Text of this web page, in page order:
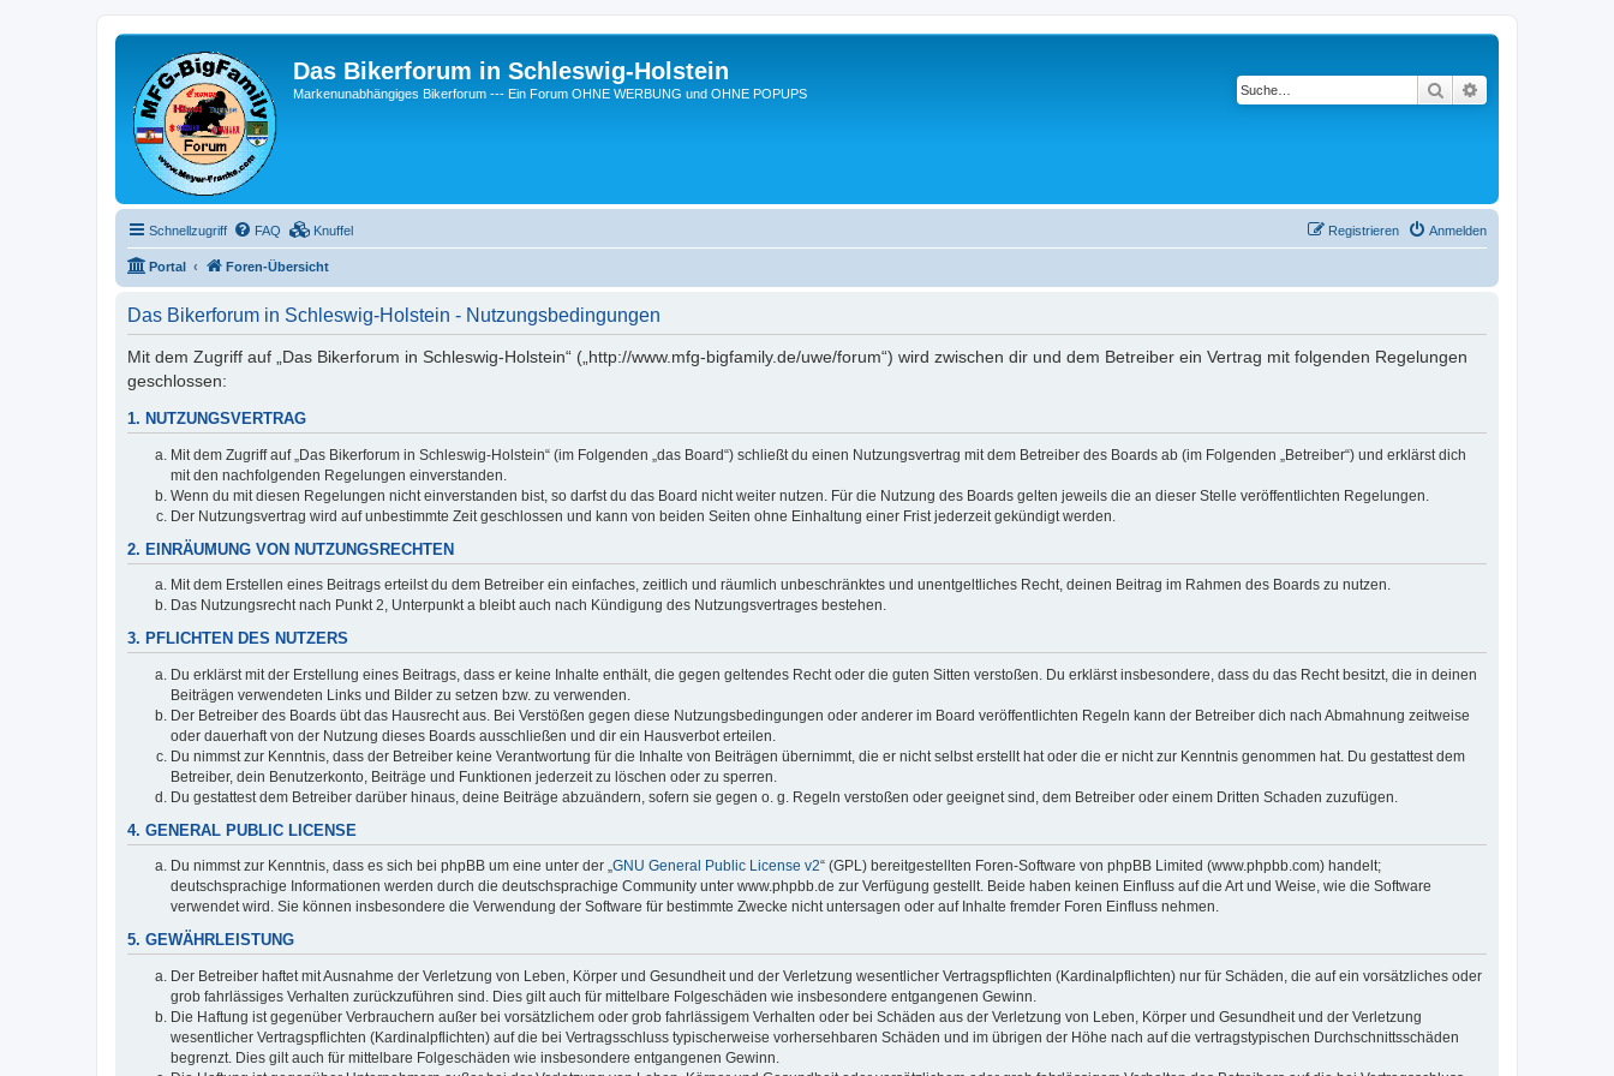
Das Bikerforum in Schleswig-Holstein
Markenunabhängiges Bikerforum --- Ein Forum OHNE WERBUNG und OHNE POPUPS Suche
Schnellzugriff FAQ Knuffel Anmelden
Registrieren
Portal Foren-Übersicht
Das Bikerforum in Schleswig-Holstein - Nutzungsbedingungen
Mit dem Zugriff auf „Das Bikerforum in Schleswig-Holstein“ („http://www.mfg-bigfamily.de/uwe/forum“) wird zwischen dir und dem Betreiber ein Vertrag mit folgenden Regelungen
geschlossen:
1. NUTZUNGSVERTRAG
Mit dem Zugriff auf „Das Bikerforum in Schleswig-Holstein“ (im Folgenden „das Board“) schließt du einen Nutzungsvertrag mit dem Betreiber des Boards ab (im Folgenden „Betreiber“) und erklärst dich
mit den nachfolgenden Regelungen einverstanden.
Wenn du mit diesen Regelungen nicht einverstanden bist, so darfst du das Board nicht weiter nutzen. Für die Nutzung des Boards gelten jeweils die an dieser Stelle veröffentlichten Regelungen.
Der Nutzungsvertrag wird auf unbestimmte Zeit geschlossen und kann von beiden Seiten ohne Einhaltung einer Frist jederzeit gekündigt werden.
2. EINRÄUMUNG VON NUTZUNGSRECHTEN
Mit dem Erstellen eines Beitrags erteilst du dem Betreiber ein einfaches, zeitlich und räumlich unbeschränktes und unentgeltliches Recht, deinen Beitrag im Rahmen des Boards zu nutzen.
Das Nutzungsrecht nach Punkt 2, Unterpunkt a bleibt auch nach Kündigung des Nutzungsvertrages bestehen.
3. PFLICHTEN DES NUTZERS
Du erklärst mit der Erstellung eines Beitrags, dass er keine Inhalte enthält, die gegen geltendes Recht oder die guten Sitten verstoßen. Du erklärst insbesondere, dass du das Recht besitzt, die in deinen
Beiträgen verwendeten Links und Bilder zu setzen bzw. zu verwenden.
Der Betreiber des Boards übt das Hausrecht aus. Bei Verstößen gegen diese Nutzungsbedingungen oder anderer im Board veröffentlichten Regeln kann der Betreiber dich nach Abmahnung zeitweise
oder dauerhaft von der Nutzung dieses Boards ausschließen und dir ein Hausverbot erteilen.
Du nimmst zur Kenntnis, dass der Betreiber keine Verantwortung für die Inhalte von Beiträgen übernimmt, die er nicht selbst erstellt hat oder die er nicht zur Kenntnis genommen hat. Du gestattest dem
Betreiber, dein Benutzerkonto, Beiträge und Funktionen jederzeit zu löschen oder zu sperren.
Du gestattest dem Betreiber darüber hinaus, deine Beiträge abzuändern, sofern sie gegen o. g. Regeln verstoßen oder geeignet sind, dem Betreiber oder einem Dritten Schaden zuzufügen.
4. GENERAL PUBLIC LICENSE
Du nimmst zur Kenntnis, dass es sich bei phpBB um eine unter der „GNU General Public License v2“ (GPL) bereitgestellten Foren-Software von phpBB Limited (www.phpbb.com) handelt;
deutschsprachige Informationen werden durch die deutschsprachige Community unter www.phpbb.de zur Verfügung gestellt. Beide haben keinen Einfluss auf die Art und Weise, wie die Software
verwendet wird. Sie können insbesondere die Verwendung der Software für bestimmte Zwecke nicht untersagen oder auf Inhalte fremder Foren Einfluss nehmen.
5. GEWÄHRLEISTUNG
Der Betreiber haftet mit Ausnahme der Verletzung von Leben, Körper und Gesundheit und der Verletzung wesentlicher Vertragspflichten (Kardinalpflichten) nur für Schäden, die auf ein vorsätzliches oder
grob fahrlässiges Verhalten zurückzuführen sind. Dies gilt auch für mittelbare Folgeschäden wie insbesondere entgangenen Gewinn.
Die Haftung ist gegenüber Verbrauchern außer bei vorsätzlichem oder grob fahrlässigem Verhalten oder bei Schäden aus der Verletzung von Leben, Körper und Gesundheit und der Verletzung
wesentlicher Vertragspflichten (Kardinalpflichten) auf die bei Vertragsschluss typischerweise vorhersehbaren Schäden und im übrigen der Höhe nach auf die vertragstypischen Durchschnittsschäden
begrenzt. Dies gilt auch für mittelbare Folgeschäden wie insbesondere entgangenen Gewinn.